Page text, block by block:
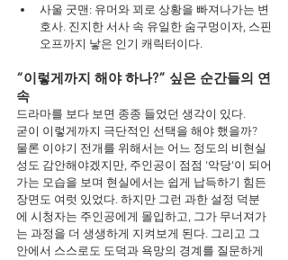
사울 굿맨: 유머와 꾀로 상황을 빠져나가는 변
호사. 진지한 서사 속 유일한 숨구멍이자, 스핀
오프까지 낳은 인기 캐릭터이다.
“이렇게까지 해야 하나?” 싶은 순간들의 연
속
드라마를 보다 보면 종종 들었던 생각이 있다.
굳이 이렇게까지 극단적인 선택을 해야 했을까?
물론 이야기 전개를 위해서는 어느 정도의 비현실
성도 감안해야겠지만, 주인공이 점점 '악당'이 되어
가는 모습을 보며 현실에서는 쉽게 납득하기 힘든
장면도 여럿 있었다. 하지만 그런 과한 설정 덕분
에 시청자는 주인공에게 몰입하고, 그가 무너져가
는 과정을 더 생생하게 지켜보게 된다. 그리고 그
안에서 스스로도 도덕과 욕망의 경계를 질문하게